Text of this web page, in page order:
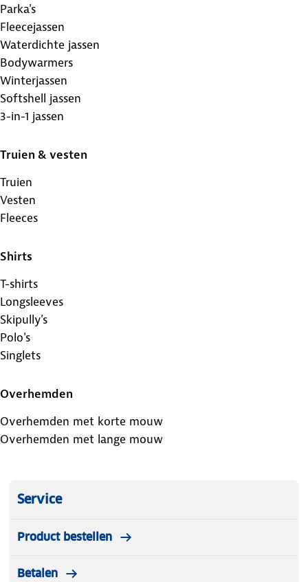
Parka's
Fleecejassen
Waterdichte jassen
Bodywarmers
Winterjassen
Softshell jassen
3-in-1 jassen
Truien & vesten
Truien
Vesten
Fleeces
Shirts
T-shirts
Longsleeves
Skipully's
Polo's
Singlets
Overhemden
Overhemden met korte mouw
Overhemden met lange mouw
Service
Product bestellen
Betalen